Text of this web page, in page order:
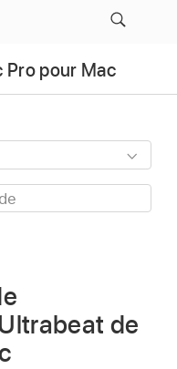
Pro pour Mac
de